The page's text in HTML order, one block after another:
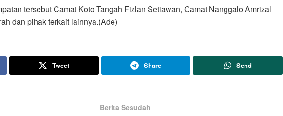
tersebut Camat Koto Tangah Fizlan Setiawan, Camat Nanggalo Amrizal
dan pihak terkait lainnya.(Ade)
Tweet Share Send
Berita Sesudah